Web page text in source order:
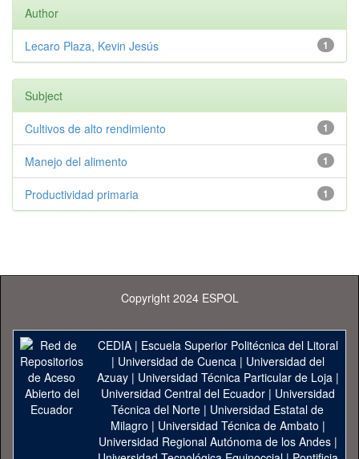
Author
1
Lecaro Plaza, Kevin Jesús
Subject
1
Cultivos de alto rendimiento
1
Manejo del alimento
1
Productividad primaria
Copyright 2024 ESPOL
CEDIA| Escuela Superior Politécnica del Litoral
| Universidad de Cuenca| Universidad del
Azuay| Universidad Técnica Particular de Loja|
Universidad Central del Ecuador| Universidad
Técnica del Norte | Universidad Estatal de
Milagro | Universidad Técnica de Ambato |
Universidad Regional Autónoma de los Andes|